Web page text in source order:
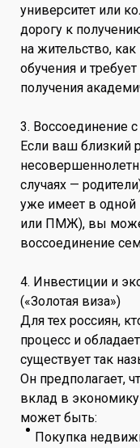
университет или
дорогу к
на жительство,
обучения и
получения
3. Воссоединение
Если ваш близкий
случаях —
уже имеет в одной
или ПМЖ), вы
воссоединение
4. Инвестиции и
(«Золотая виза»)
Для тех россиян,
процесс и
существует так
Он предполагает,
вклад в
может быть:
Покупка